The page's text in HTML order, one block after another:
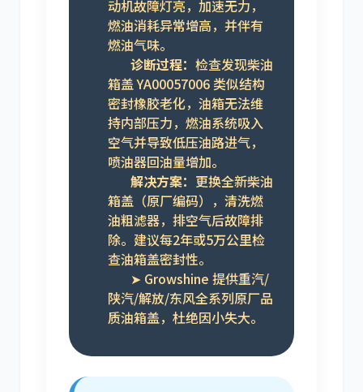
动机故障灯亮，加速无力，
燃油消耗异常增高，并伴有
燃油气味。
诊断过程： 检查发现柴油
箱盖 YA00057006 类似结构
密封橡胶老化，油箱无法维
持内部压力，燃油系统吸入
空气并导致低压油路进气，
喷油器回油量增加。
解决方案： 更换全新柴油
箱盖（原厂编码），清洗燃
油粗滤器，排空气后故障排
除。建议每2年或5万公里检
查油箱盖密封性。
➤ Growshine 提供重汽/
陕汽/解放/东风全系列原厂品
质油箱盖，杜绝因小失大。